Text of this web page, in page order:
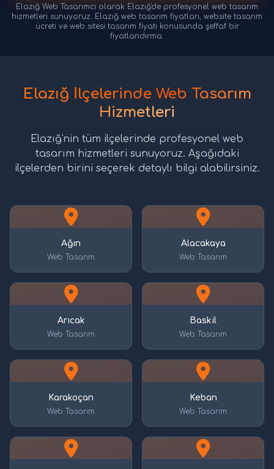
Elazığ Web Tasarımcı olarak Elazığ'de profesyonel web tasarım
hizmetleri sunuyoruz. Elazığ web tasarım fiyatları, website tasarım
ücreti ve web sitesi tasarım fiyatı konusunda şeffaf bir
fiyatlandırma.
Elazığ İlçelerinde Web Tasarım
Hizmetleri
Elazığ'nin tüm ilçelerinde profesyonel web
tasarım hizmetleri sunuyoruz. Aşağıdaki
ilçelerden birini seçerek detaylı bilgi alabilirsiniz.
Ağın
Web Tasarım
Alacakaya
Web Tasarım
Arıcak
Web Tasarım
Baskil
Web Tasarım
Karakoçan
Web Tasarım
Keban
Web Tasarım